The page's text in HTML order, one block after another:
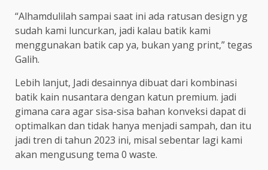
“Alhamdulilah sampai saat ini ada ratusan design yg
sudah kami luncurkan, jadi kalau batik kami
menggunakan batik cap ya, bukan yang print,” tegas
Galih.
Lebih lanjut, Jadi desainnya dibuat dari kombinasi
batik kain nusantara dengan katun premium. jadi
gimana cara agar sisa-sisa bahan konveksi dapat di
optimalkan dan tidak hanya menjadi sampah, dan itu
jadi tren di tahun 2023 ini, misal sebentar lagi kami
akan mengusung tema 0 waste.